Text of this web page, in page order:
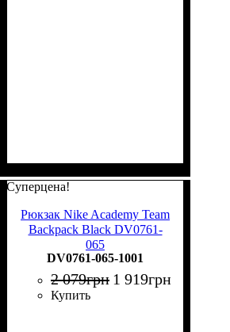
Суперцена!
Рюкзак Nike Academy Team
Backpack Black DV0761-
065
DV0761-065-1001
2 079грн 1 919грн
Купить